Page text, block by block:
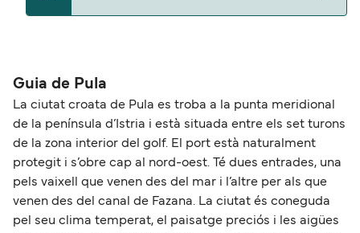
Guia de Pula
La ciutat croata de Pula es troba a la punta meridional
de la península d’Istria i està situada entre els set turons
de la zona interior del golf. El port està naturalment
protegit i s’obre cap al nord-oest. Té dues entrades, una
pels vaixell que venen des del mar i l’altre per als que
venen des del canal de Fazana. La ciutat és coneguda
pel seu clima temperat, el paisatge preciós i les aigües